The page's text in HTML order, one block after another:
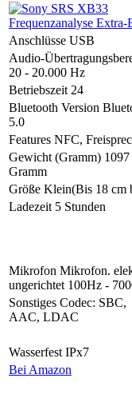
Anschlüsse USB
Audio-
20 - 20.000 Hz
Betriebszeit 24
Bluetooth Version
5.0
Features NFC,
Gewicht (Gramm) 1097
Gramm
Größe Klein(Bis 18 cm
Ladezeit 5 Stunden
Mikrofon Mikrofon.
ungerichtet 100Hz -
Sonstiges Codec: SBC,
AAC, LDAC
Wasserfest IPx7
Bei Amazon